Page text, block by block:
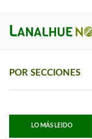
POR SECCIONES
LO MÁS LEIDO